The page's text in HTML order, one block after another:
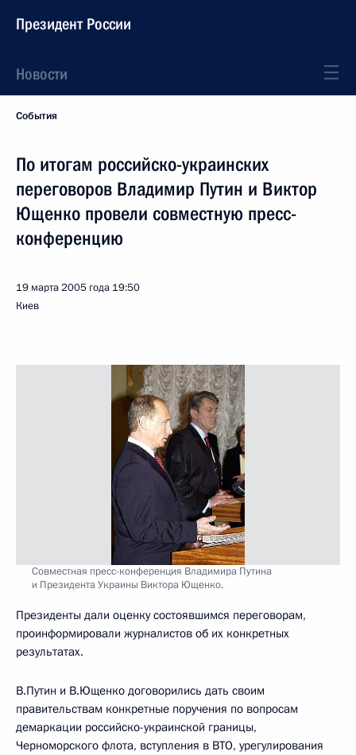
Президент России
Новости
События
По итогам российско-украинских
переговоров Владимир Путин и Виктор
Ющенко провели совместную пресс-
конференцию
19 марта 2005 года 19:50
Киев
Совместная пресс-конференция Владимира Путина
и Президента Украины Виктора Ющенко.
Президенты дали оценку состоявшимся переговорам,
проинформировали журналистов об их конкретных
результатах.
В.Путин и В.Ющенко договорились дать своим
правительствам конкретные поручения по вопросам
демаркации российско-украинской границы,
Черноморского флота, вступления в ВТО, урегулирования